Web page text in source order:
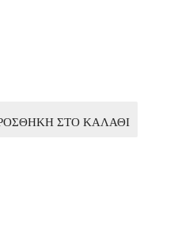
ΣΤΟ ΚΑΛΆΘΙ